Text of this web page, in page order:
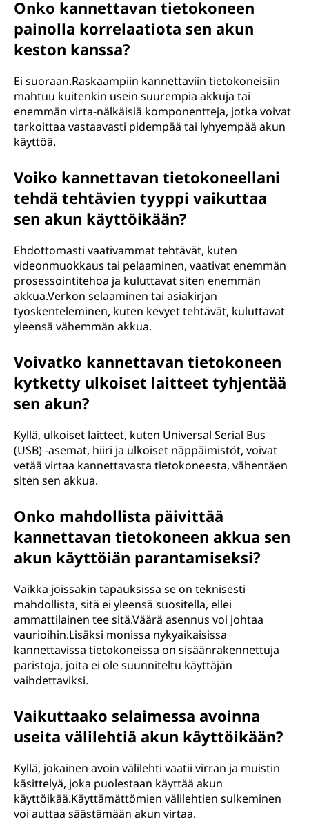
Onko kannettavan tietokoneen
painolla korrelaatiota sen akun
keston kanssa?
Ei suoraan.Raskaampiin kannettaviin tietokoneisiin
mahtuu kuitenkin usein suurempia akkuja tai
enemmän virta-nälkäisiä komponentteja, jotka voivat
tarkoittaa vastaavasti pidempää tai lyhyempää akun
käyttöä.
Voiko kannettavan tietokoneellani
tehdä tehtävien tyyppi vaikuttaa
sen akun käyttöikään?
Ehdottomasti vaativammat tehtävät, kuten
videonmuokkaus tai pelaaminen, vaativat enemmän
prosessointitehoa ja kuluttavat siten enemmän
akkua.Verkon selaaminen tai asiakirjan
työskenteleminen, kuten kevyet tehtävät, kuluttavat
yleensä vähemmän akkua.
Voivatko kannettavan tietokoneen
kytketty ulkoiset laitteet tyhjentää
sen akun?
Kyllä, ulkoiset laitteet, kuten Universal Serial Bus
(USB) -asemat, hiiri ja ulkoiset näppäimistöt, voivat
vetää virtaa kannettavasta tietokoneesta, vähentäen
siten sen akkua.
Onko mahdollista päivittää
kannettavan tietokoneen akkua sen
akun käyttöiän parantamiseksi?
Vaikka joissakin tapauksissa se on teknisesti
mahdollista, sitä ei yleensä suositella, ellei
ammattilainen tee sitä.Väärä asennus voi johtaa
vaurioihin.Lisäksi monissa nykyaikaisissa
kannettavissa tietokoneissa on sisäänrakennettuja
paristoja, joita ei ole suunniteltu käyttäjän
vaihdettaviksi.
Vaikuttaako selaimessa avoinna
useita välilehtiä akun käyttöikään?
Kyllä, jokainen avoin välilehti vaatii virran ja muistin
käsittelyä, joka puolestaan käyttää akun
käyttöikää.Käyttämättömien välilehtien sulkeminen
voi auttaa säästämään akun virtaa.